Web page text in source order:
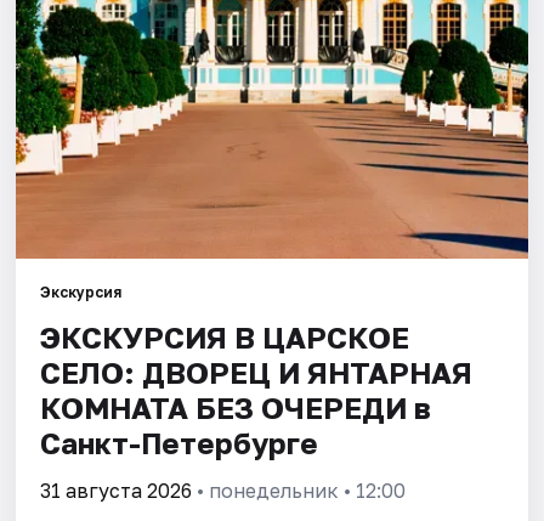
Рейтинги
Экскурсия
ЭКСКУРСИЯ В ЦАРСКОЕ
СЕЛО: ДВОРЕЦ И ЯНТАРНАЯ
КОМНАТА БЕЗ ОЧЕРЕДИ в
Санкт-Петербурге
31 августа 2026 • понедельник • 12:00